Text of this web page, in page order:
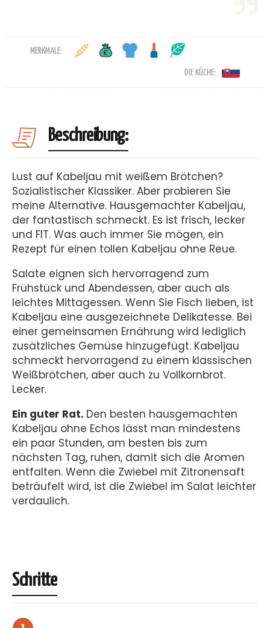
MERKMALE:
DIE KÜCHE:
Beschreibung:
Lust auf Kabeljau mit weißem Brötchen?
Sozialistischer Klassiker. Aber probieren Sie
meine Alternative. Hausgemachter Kabeljau,
der fantastisch schmeckt. Es ist frisch, lecker
und FIT. Was auch immer Sie mögen, ein
Rezept für einen tollen Kabeljau ohne Reue.
Salate eignen sich hervorragend zum
Frühstück und Abendessen, aber auch als
leichtes Mittagessen. Wenn Sie Fisch lieben, ist
Kabeljau eine ausgezeichnete Delikatesse. Bei
einer gemeinsamen Ernährung wird lediglich
zusätzliches Gemüse hinzugefügt. Kabeljau
schmeckt hervorragend zu einem klassischen
Weißbrötchen, aber auch zu Vollkornbrot.
Lecker.
Ein guter Rat. Den besten hausgemachten
Kabeljau ohne Echos lässt man mindestens
ein paar Stunden, am besten bis zum
nächsten Tag, ruhen, damit sich die Aromen
entfalten. Wenn die Zwiebel mit Zitronensaft
beträufelt wird, ist die Zwiebel im Salat leichter
verdaulich.
Schritte